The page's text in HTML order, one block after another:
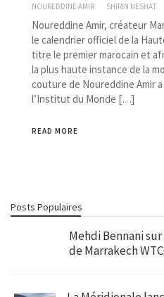
NOUREDDINE AMIR
SHIRIN NESHAT
Noureddine Amir, créateur
le calendrier officiel de la
titre le premier marocain et
la plus haute instance de la
couture de Noureddine Amir
l’Institut du Monde […]
READ MORE
Posts Populaires
Mehdi Bennani
de Marrakech